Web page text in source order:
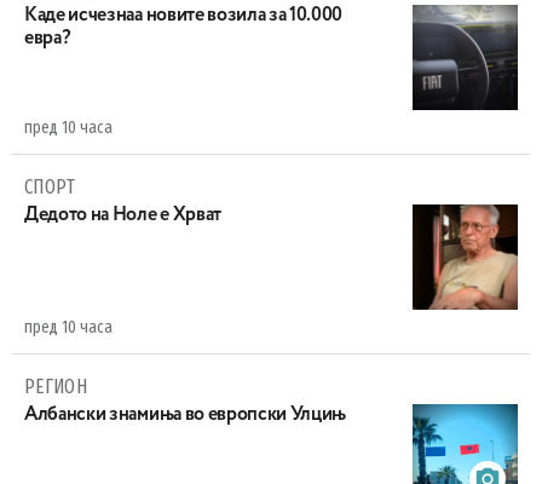
Каде исчезнаа новите возила за 10.000
евра?
пред 10 часа
СПОРТ
Дедото на Ноле е Хрват
пред 10 часа
РЕГИОН
Aлбански знамиња во европски Улцињ